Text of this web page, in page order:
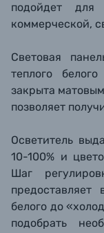
подойдет для
коммерческой,
Световая
теплого
закрыта
позволяет
Осветитель
10-100% и
Шаг
белого до
подобрать